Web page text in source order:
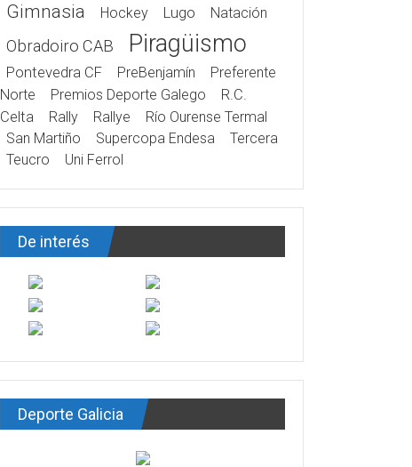
Gimnasia Hockey Lugo Natación
Obradoiro CAB Piragüismo
Pontevedra CF PreBenjamín
Preferente
Norte
Premios Deporte Galego
R.C.
Celta
Rally Rallye
Río Ourense Termal
San Martiño
Supercopa Endesa
Tercera
Teucro
Uni Ferrol
De interés
Deporte Galicia